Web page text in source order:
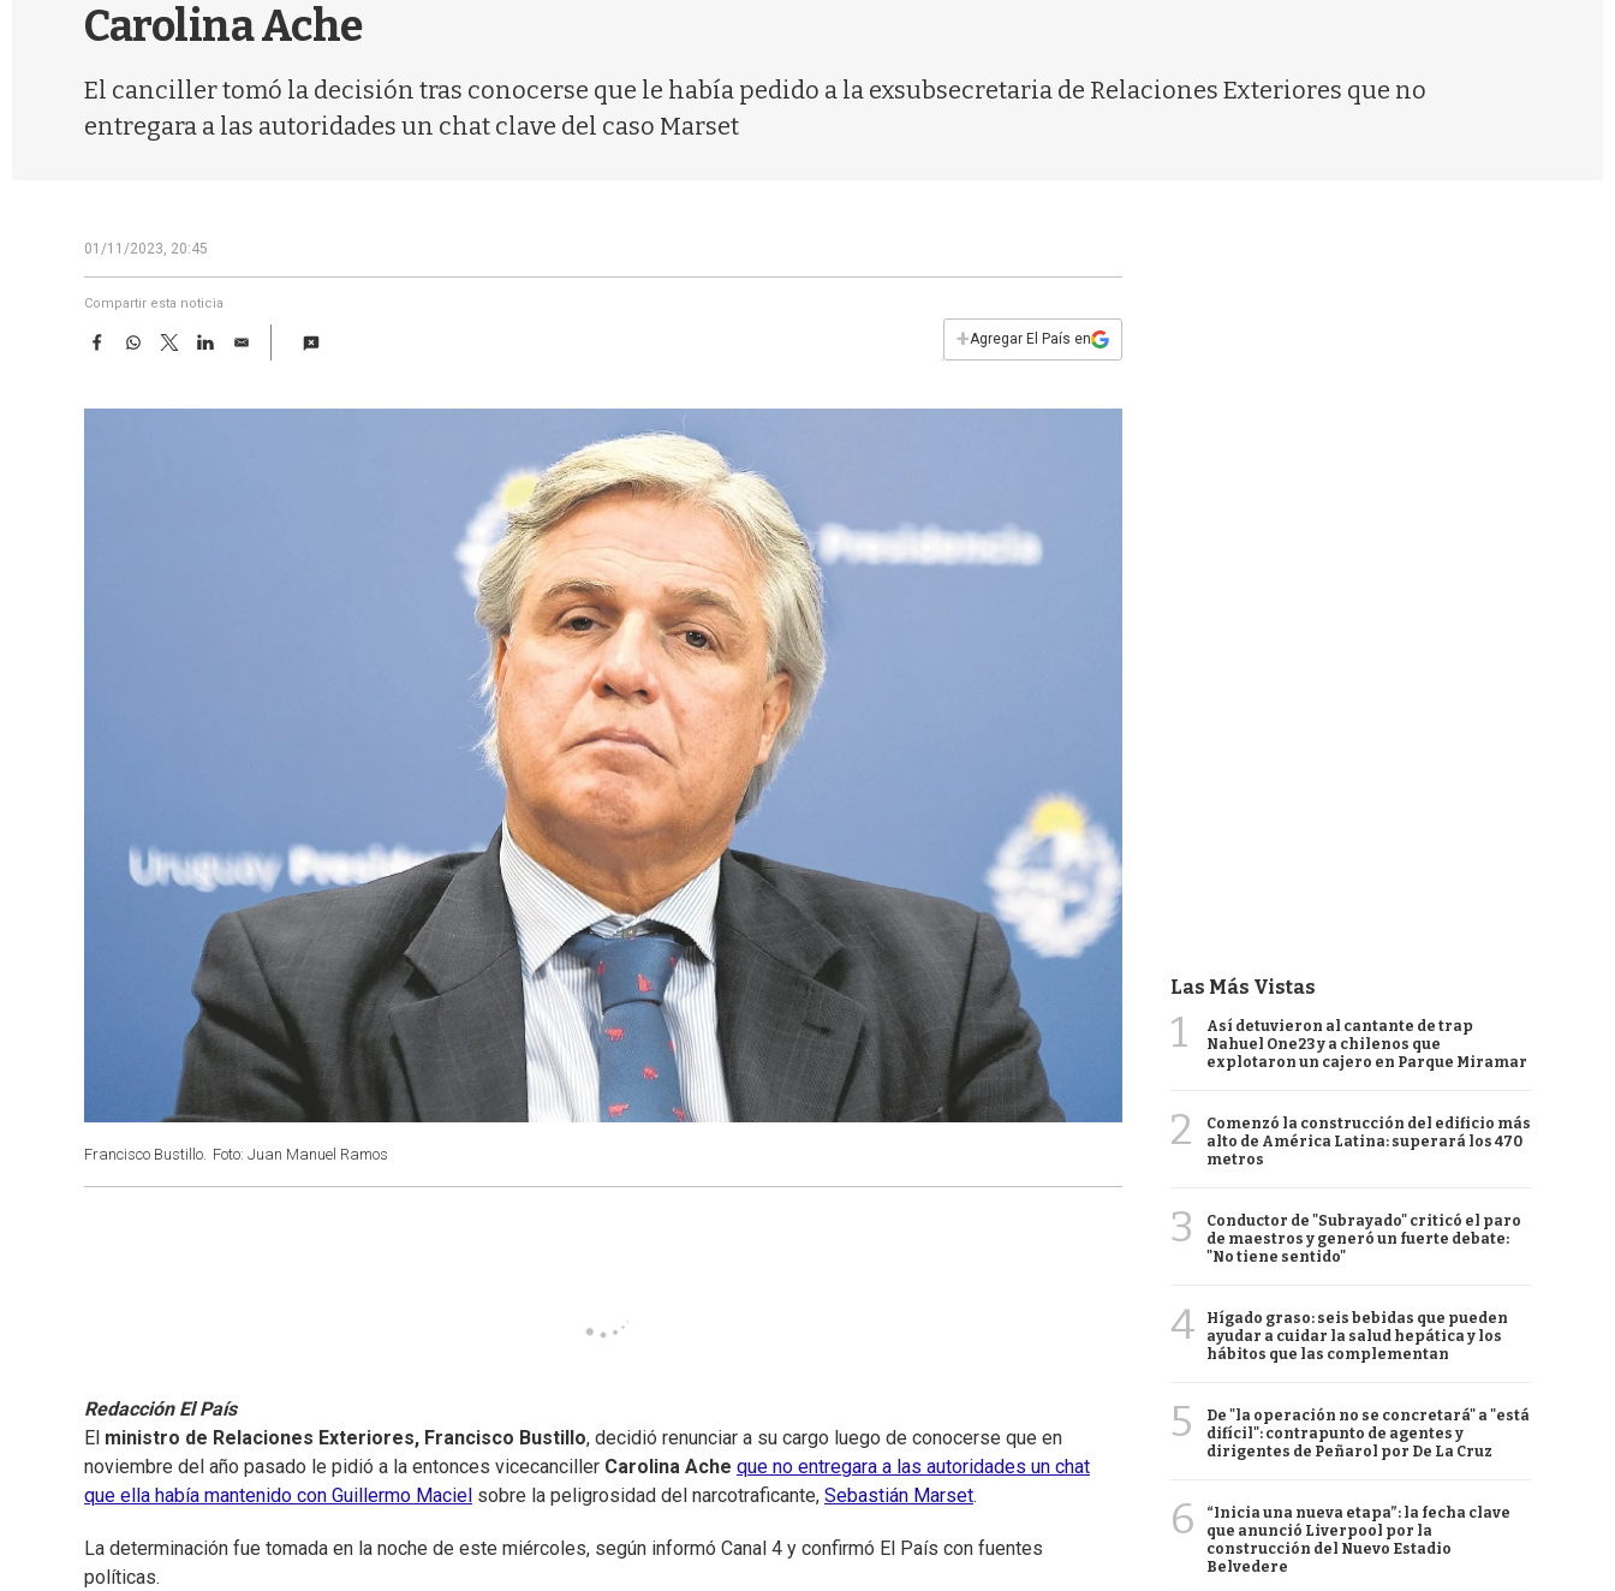
Carolina Ache
El canciller tomó la decisión tras conocerse que le había pedido a la exsubsecretaria de Relaciones Exteriores que no
entregara a las autoridades un chat clave del caso Marset
01/11/2023, 20:45
Compartir esta noticia
F
e
W
t
T
w
t
L
k
E
i
+Agregar El País en
Francisco Bustillo. Foto: Juan Manuel Ramos
Redacción El País
El ministro de Relaciones Exteriores, Francisco Bustillo, decidió renunciar a su cargo luego de conocerse que en
noviembre del año pasado le pidió a la entonces vicecanciller Carolina Ache que no entregara a las autoridades un chat
que ella había mantenido con Guillermo Maciel sobre la peligrosidad del narcotraficante, Sebastián Marset.
La determinación fue tomada en la noche de este miércoles, según informó Canal 4 y confirmó El País con fuentes
políticas.
Las Más Vistas
1
Así detuvieron al cantante de trap
Nahuel One23 y a chilenos que
explotaron un cajero en Parque Miramar
2
Comenzó la construcción del edificio más
alto de América Latina: superará los 470
metros
3
Conductor de "Subrayado" criticó el paro
de maestros y generó un fuerte debate:
"No tiene sentido"
4
Hígado graso: seis bebidas que pueden
ayudar a cuidar la salud hepática y los
hábitos que las complementan
5
De "la operación no se concretará" a "está
difícil": contrapunto de agentes y
dirigentes de Peñarol por De La Cruz
6
“Inicia una nueva etapa”: la fecha clave
que anunció Liverpool por la
construcción del Nuevo Estadio
Belvedere